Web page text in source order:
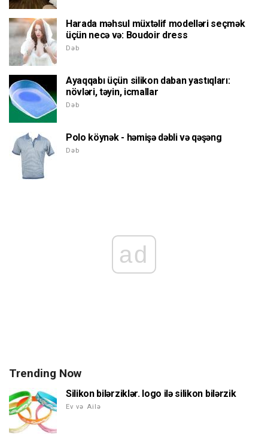
Harada məhsul müxtəlif modelləri seçmək
üçün necə və: Boudoir dress
Dəb
Ayaqqabı üçün silikon daban yastıqları:
növləri, təyin, icmallar
Dəb
Polo köynək - həmişə dəbli və qəşəng
Dəb
ad
Trending Now
Silikon bilərziklər. logo ilə silikon bilərzik
Ev və Ailə